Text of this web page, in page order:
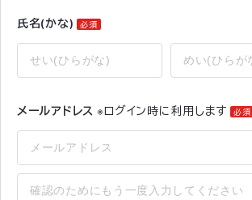
氏名(かな) 必須
メールアドレス ※ログイン時に利用します 必須